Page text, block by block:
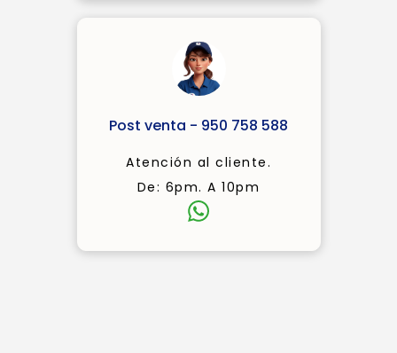
Post venta - 950 758 588
Atención al cliente.
De: 6pm. A 10pm